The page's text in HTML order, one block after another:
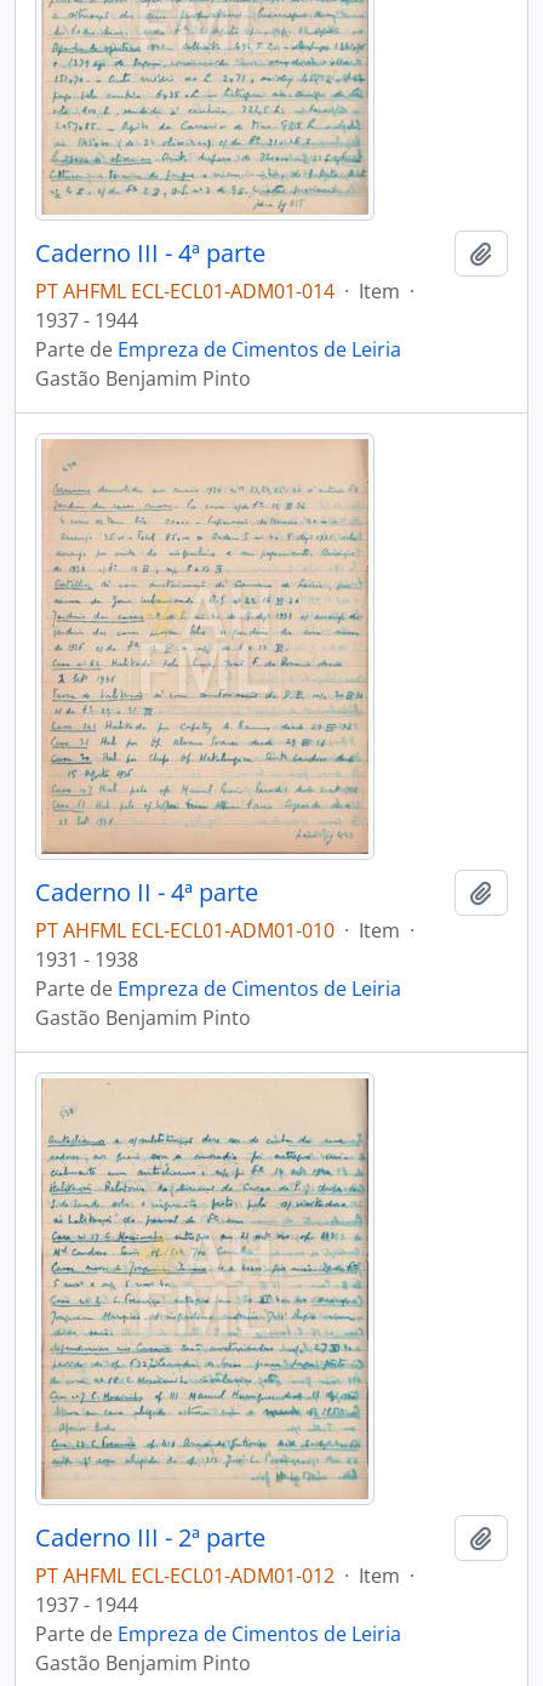
Caderno III - 4ª parte
PT AHFML ECL-ECL01-ADM01-014 · Item ·
1937 - 1944
Parte de Empreza de Cimentos de Leiria
Gastão Benjamim Pinto
Caderno II - 4ª parte
PT AHFML ECL-ECL01-ADM01-010 · Item ·
1931 - 1938
Parte de Empreza de Cimentos de Leiria
Gastão Benjamim Pinto
Caderno III - 2ª parte
PT AHFML ECL-ECL01-ADM01-012 · Item ·
1937 - 1944
Parte de Empreza de Cimentos de Leiria
Gastão Benjamim Pinto